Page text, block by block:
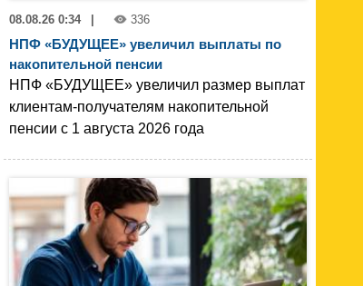
08.08.26 0:34 336
НПФ «БУДУЩЕЕ» увеличил выплаты по
накопительной пенсии
НПФ «БУДУЩЕЕ» увеличил размер выплат
клиентам-получателям накопительной
пенсии с 1 августа 2026 года